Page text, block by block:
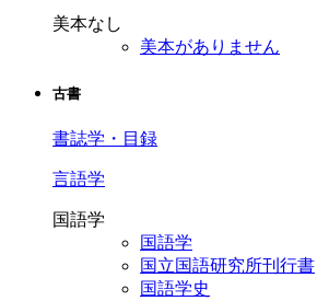
美本なし
美本がありません
古書
書誌学・目録
言語学
国語学
国語学
国立国語研究所刊行書
国語学史